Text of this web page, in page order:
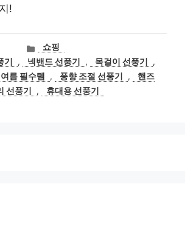
!
카
테
고
리
쇼핑
, 넥밴드 선풍기 , 목걸이 선풍기
,
여름 필수템 , 풍향 조절 선풍기 ,
핸즈
선풍기
, 휴대용 선풍기